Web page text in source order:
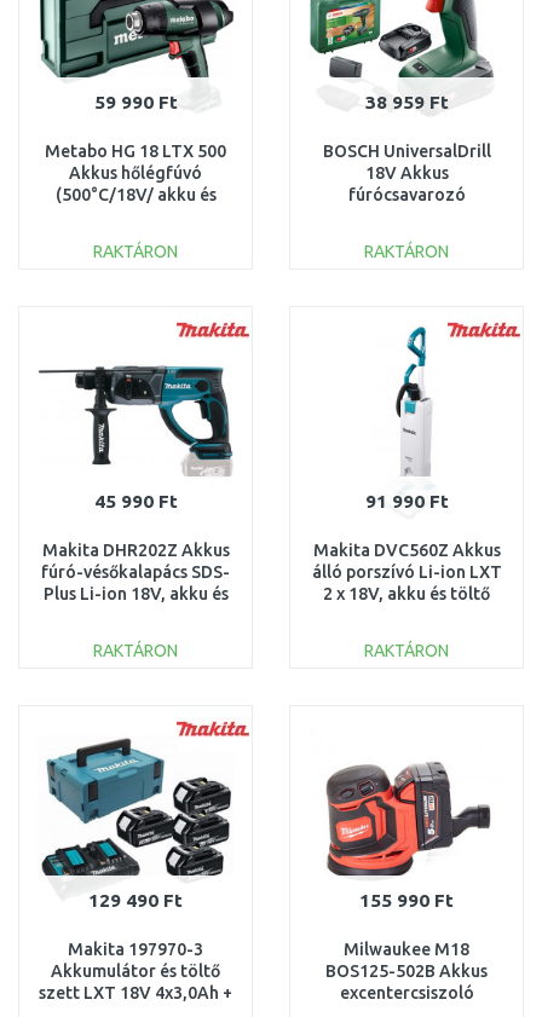
59 990 Ft
Metabo HG 18 LTX 500
Akkus hőlégfúvó
(500°C/18V/ akku és
610502840
RAKTÁRON
Összehasonlítás
38 959 Ft
BOSCH UniversalDrill
18V Akkus
fúrócsavarozó
06039D4002
RAKTÁRON
Összehasonlítás
45 990 Ft
Makita DHR202Z Akkus
fúró-vésőkalapács SDS-
Plus Li-ion 18V, akku és
RAKTÁRON
Összehasonlítás
91 990 Ft
Makita DVC560Z Akkus
álló porszívó Li-ion LXT
2 x 18V, akku és töltő
RAKTÁRON
129 490 Ft
Makita 197970-3
Akkumulátor és töltő
szett LXT 18V 4x3,0Ah +
155 990 Ft
Milwaukee M18
BOS125-502B Akkus
excentercsiszoló